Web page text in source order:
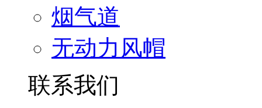
烟气道
无动力风帽
联系我们